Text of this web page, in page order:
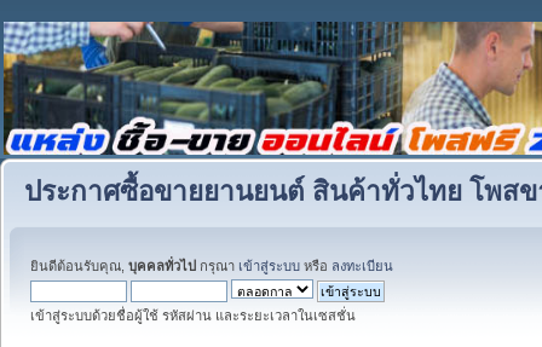
ประกาศซื้อขายยานยนต์ สินค้าทั่วไทย โพส
ยินดีต้อนรับคุณ, บุคคลทั่วไป กรุณา เข้าสู่ระบบ หรือ ลงทะเบียน
เข้าสู่ระบบด้วยชื่อผู้ใช้ รหัสผ่าน และระยะเวลาในเซสชั่น